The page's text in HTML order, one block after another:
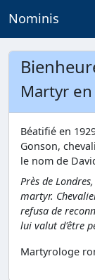
Nominis
Martyr
Béatifié en
Gonson,
le nom de
Près de
martyr.
refusa de
lui valut d'être
Martyrologe